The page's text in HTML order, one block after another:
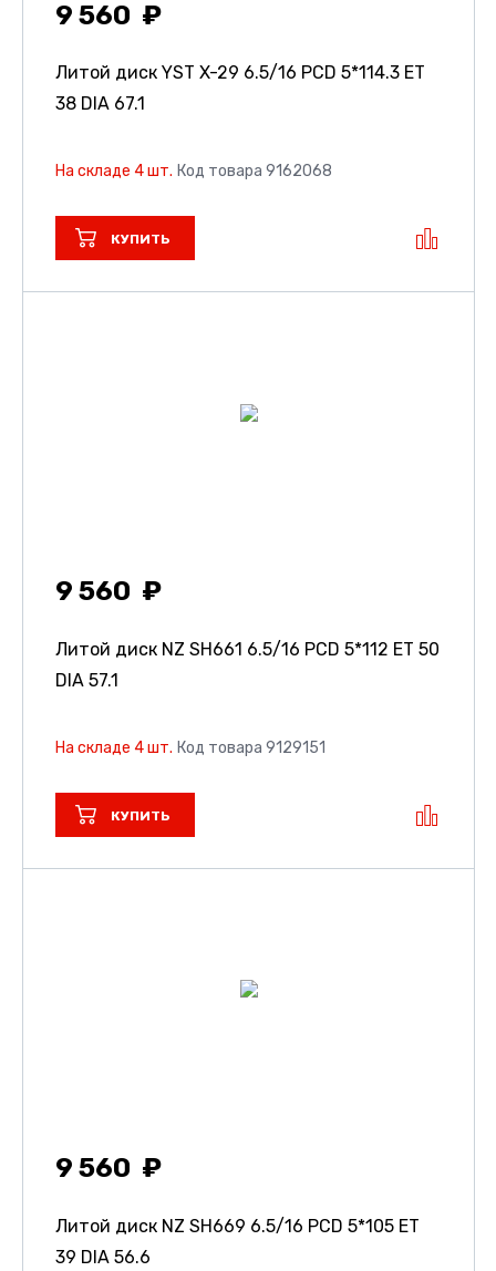
9 560
Литой диск YST X-29 6.5/16 PCD 5*114.3 ET
38 DIA 67.1
На складе 4 шт. Код товара 9162068
КУПИТЬ
9 560
Литой диск NZ SH661 6.5/16 PCD 5*112 ET 50
DIA 57.1
На складе 4 шт. Код товара 9129151
КУПИТЬ
9 560
Литой диск NZ SH669 6.5/16 PCD 5*105 ET
39 DIA 56.6